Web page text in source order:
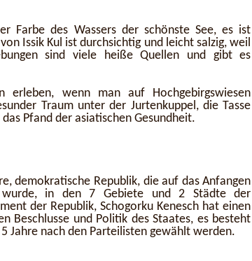
Farbe des Wassers der schönste See, es ist
Issik Kul ist durchsichtig und leicht salzig, weil
sind viele heiße Quellen und gibt es
erleben, wenn man auf Hochgebirgswiesen
Traum unter der Jurtenkuppel, die Tasse
Pfand der asiatischen Gesundheit.
demokratische Republik, die auf das Anfangen
wurde, in den 7 Gebiete und 2 Städte der
der Republik, Schogorku Kenesch hat einen
Beschlusse und Politik des Staates, es besteht
Jahre nach den Parteilisten gewählt werden.